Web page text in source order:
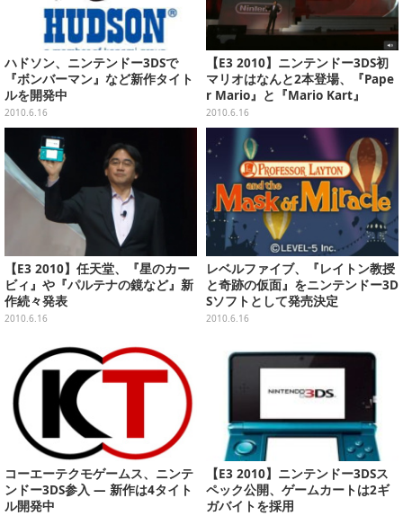
ハドソン、ニンテンドー3DSで
『ボンバーマン』など新作タイト
ルを開発中
2010.6.16
【E3 2010】ニンテンドー3DS初
マリオはなんと2本登場、『Pape
r Mario』と『Mario Kart』
2010.6.16
【E3 2010】任天堂、『星のカー
ビィ』や『パルテナの鏡など』新
作続々発表
2010.6.16
レベルファイブ、『レイトン教授
と奇跡の仮面』をニンテンドー3D
Sソフトとして発売決定
2010.6.16
コーエーテクモゲームス、ニンテ
ンドー3DS参入 ― 新作は4タイト
ル開発中
【E3 2010】ニンテンドー3DSス
ペック公開、ゲームカートは2ギ
ガバイトを採用